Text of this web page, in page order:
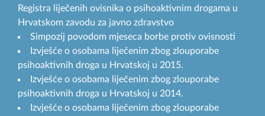
Registra liječenih ovisnika o psihoaktivnim drogama u
Hrvatskom zavodu za javno zdravstvo
Simpozij povodom mjeseca borbe protiv ovisnosti
Izvješće o osobama liječenim zbog zlouporabe
psihoaktivnih droga u Hrvatskoj u 2015.
Izvješće o osobama liječenim zbog zlouporabe
psihoaktivnih droga u Hrvatskoj u 2014.
Izvješće o osobama liječenim zbog zlouporabe